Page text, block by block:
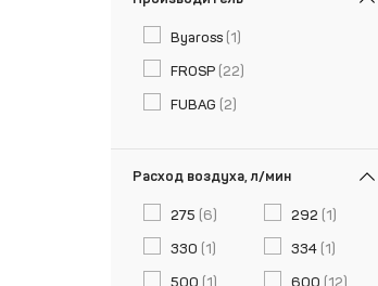
Byaross (1)
FROSP (22)
FUBAG (2)
Расход воздуха, л/мин
275 (6) 292 (1)
330 (1) 334 (1)
500 (1) 600 (12)